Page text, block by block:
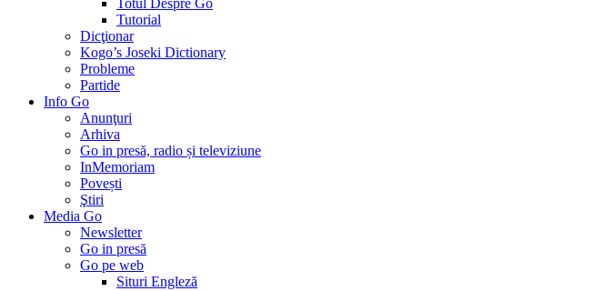
Tutorial
Dicţionar
Kogo’s Joseki Dictionary
Probleme
Partide
Info Go
Anunţuri
Arhiva
Go in presă, radio și televiziune
InMemoriam
Povești
Ştiri
Media Go
Newsletter
Go in presă
Go pe web
Situri Engleză